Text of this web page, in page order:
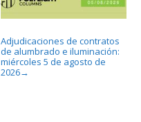
Adjudicaciones de contratos
de alumbrado e iluminación:
miércoles 5 de agosto de
2026→